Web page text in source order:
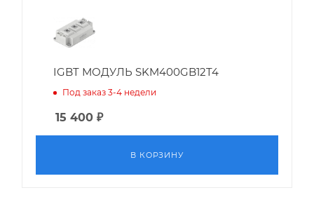
IGBT МОДУЛЬ SKM400GB12T4
Под заказ 3-4 недели
15 400 ₽
В КОРЗИНУ